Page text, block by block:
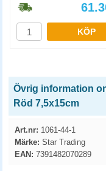
KÖP
Övrig information
Röd 7,5x15cm
Art.nr: 1061-44-1
Märke: Star Trading
EAN: 7391482070289